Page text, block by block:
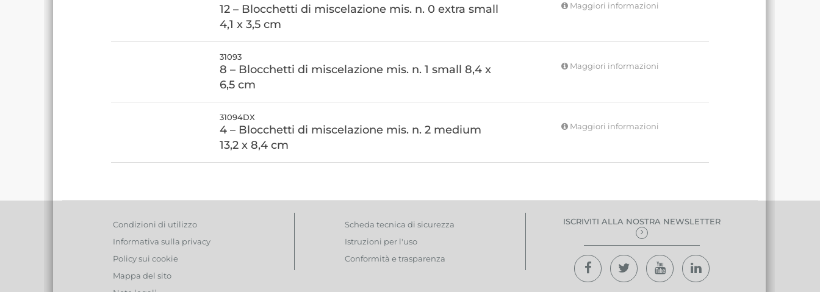
12 – Blocchetti di miscelazione mis. n. 0 extra small
4,1 x 3,5 cm
Maggiori informazioni
31093
8 – Blocchetti di miscelazione mis. n. 1 small 8,4 x
6,5 cm
Maggiori informazioni
31094DX
4 – Blocchetti di miscelazione mis. n. 2 medium
13,2 x 8,4 cm
Maggiori informazioni
Condizioni di utilizzo
Informativa sulla privacy
Policy sui cookie
Mappa del sito
Scheda tecnica di sicurezza
Istruzioni per l'uso
Conformità e trasparenza
ISCRIVITI ALLA NOSTRA NEWSLETTER